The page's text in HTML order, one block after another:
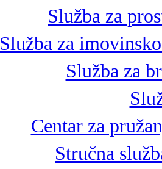
Služba za
Služba za
Služba za
Centar za
Stručna